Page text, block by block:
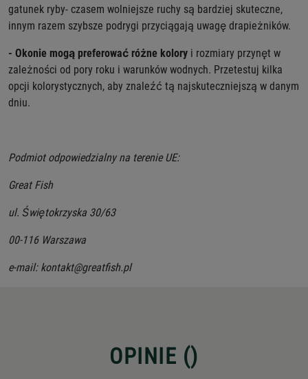
gatunek ryby- czasem wolniejsze ruchy są bardziej skuteczne,
innym razem szybsze podrygi przyciągają uwagę drapieżników.
- Okonie mogą preferować różne kolory i rozmiary przynęt w
zależności od pory roku i warunków wodnych. Przetestuj kilka
opcji kolorystycznych, aby znaleźć tą najskuteczniejszą w danym
dniu.
Podmiot odpowiedzialny na terenie UE:
Great Fish
ul. Świętokrzyska 30/63
00-116 Warszawa
e-mail: kontakt@greatfish.pl
OPINIE ()